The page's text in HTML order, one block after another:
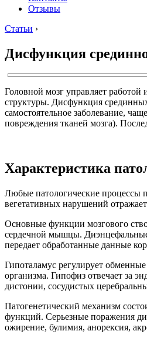
Отзывы
Статьи ›
Дисфункция
Головной мозг управляет
структуры. Дисфункция
самостоятельное заболевание,
повреждения тканей мозга).
Характеристика
Любые патологические процессы
вегетативных нарушений
Основные функции мозгового
сердечной мышцы. Диэнцефальные
передает обработанные данные
Гипоталамус регулирует
организма. Гипофиз отвечает за
дистонии, сосудистых
Патогенетический механизм
функций. Серьезные поражения
ожирение, булимия, анорексия,